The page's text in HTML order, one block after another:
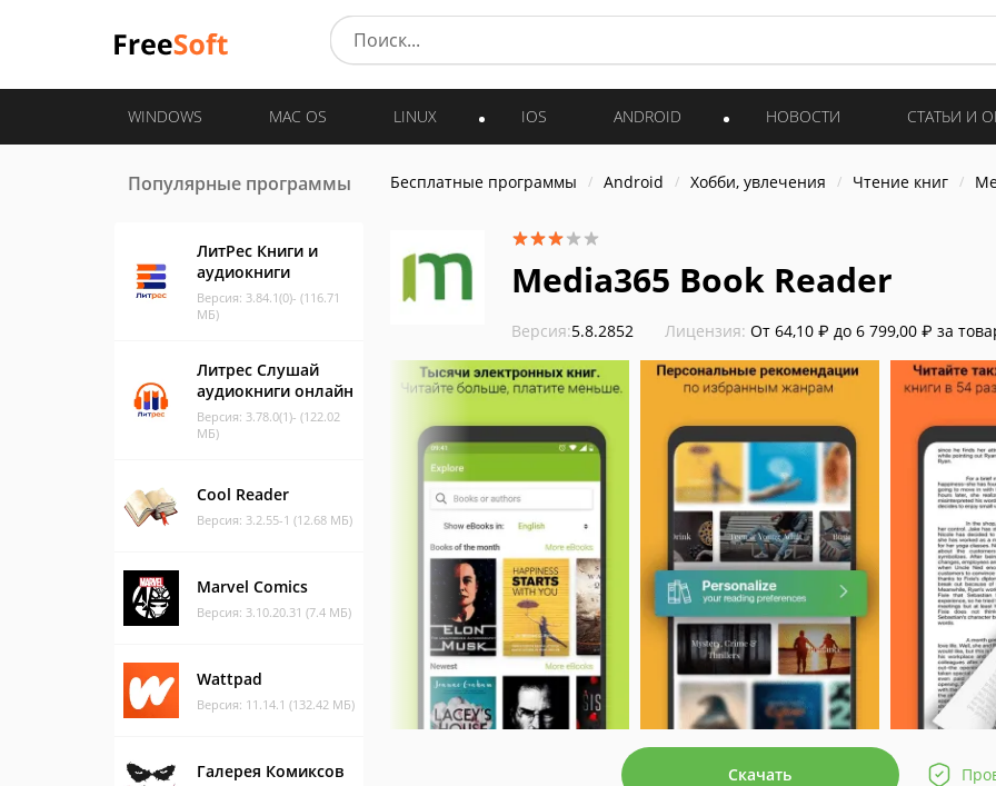
WINDOWS MAC OS LINUX IOS ANDROID НОВОСТИ СТАТЬИ И
Популярные программы
ЛитРес Книги и
аудиокниги
Версия: 3.84.1(0)- (116.71
МБ)
Литрес Слушай
аудиокниги онлайн
Версия: 3.78.0(1)- (122.02
МБ)
Cool Reader
Версия: 3.2.55-1 (12.68 МБ)
Marvel Comics
Версия: 3.10.20.31 (7.4 МБ)
Wattpad
Версия: 11.14.1 (132.42 МБ)
Галерея Комиксов
Бесплатные программы Android Хобби, увлечения Чтение книг
Media365 Book Reader
Версия:5.8.2852 Лицензия: От 64,10 ₽ до 6 799,00 ₽ за
Скачать